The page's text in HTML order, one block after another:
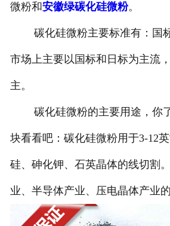
微粉和安徽绿碳化硅微粉。
碳化硅微粉主要标准有：国标
市场上主要以国标和日标为主流
主。
碳化硅微粉的主要用途，你
块看看吧：碳化硅微粉用于3-12
硅、砷化钾、石英晶体的线切割
业、半导体产业、压电晶体产业